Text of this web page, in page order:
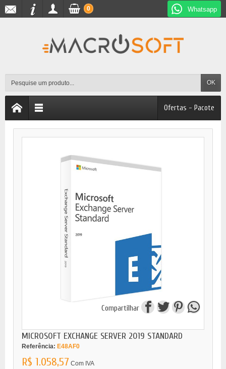
Whatsapp
OK
0
Ofertas - Pacote
Compartilhar
MICROSOFT EXCHANGE SERVER 2019 STANDARD
Referência: E48AF0
R$ 1.058,57 Com IVA